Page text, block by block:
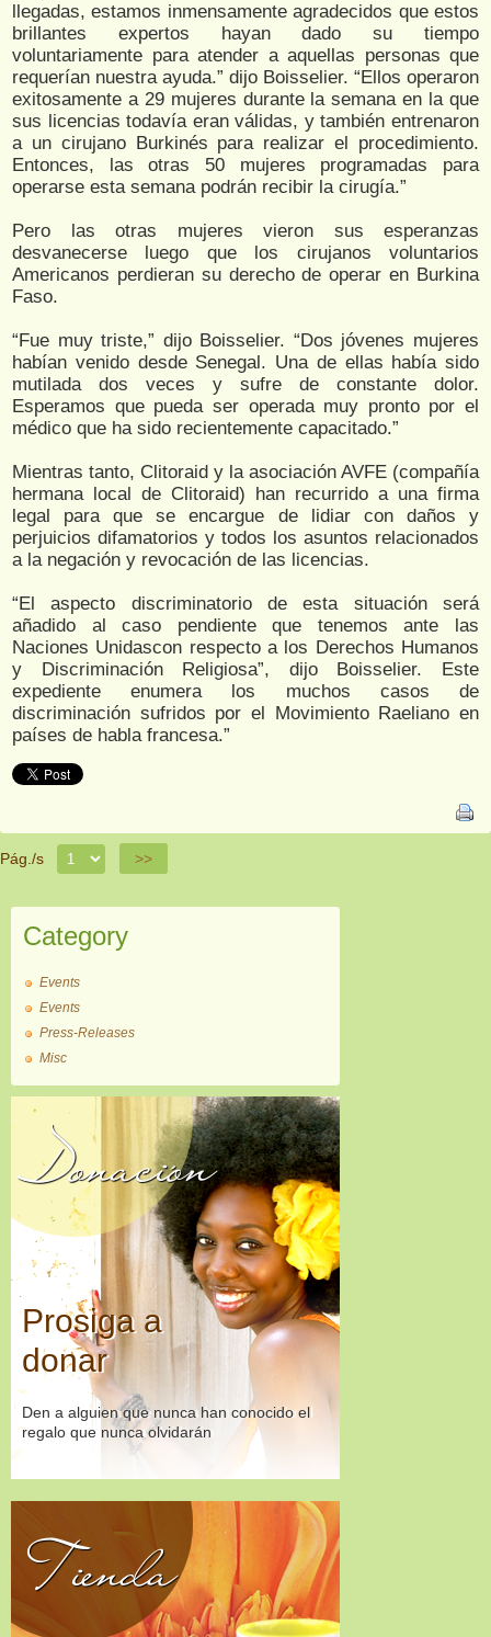
llegadas, estamos inmensamente agradecidos que estos
brillantes expertos hayan dado su tiempo
voluntariamente para atender a aquellas personas que
requerían nuestra ayuda.” dijo Boisselier. “Ellos operaron
exitosamente a 29 mujeres durante la semana en la que
sus licencias todavía eran válidas, y también entrenaron
a un cirujano Burkinés para realizar el procedimiento.
Entonces, las otras 50 mujeres programadas para
operarse esta semana podrán recibir la cirugía.”
Pero las otras mujeres vieron sus esperanzas
desvanecerse luego que los cirujanos voluntarios
Americanos perdieran su derecho de operar en Burkina
Faso.
“Fue muy triste,” dijo Boisselier. “Dos jóvenes mujeres
habían venido desde Senegal. Una de ellas había sido
mutilada dos veces y sufre de constante dolor.
Esperamos que pueda ser operada muy pronto por el
médico que ha sido recientemente capacitado.”
Mientras tanto, Clitoraid y la asociación AVFE (compañía
hermana local de Clitoraid) han recurrido a una firma
legal para que se encargue de lidiar con daños y
perjuicios difamatorios y todos los asuntos relacionados
a la negación y revocación de las licencias.
“El aspecto discriminatorio de esta situación será
añadido al caso pendiente que tenemos ante las
Naciones Unidascon respecto a los Derechos Humanos
y Discriminación Religiosa”, dijo Boisselier. Este
expediente enumera los muchos casos de
discriminación sufridos por el Movimiento Raeliano en
países de habla francesa.”
Pág./s >>
Category
Events
Events
Press-Releases
Misc
Donación
Prosiga a
donar
Den a alguien que nunca han conocido el
regalo que nunca olvidarán
Tienda